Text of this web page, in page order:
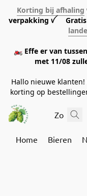
Korting bij afhaling
verpakking ꪜ Gratis
🏍️ Effe er van
met 11/08
Hallo nieuwe
korting op
Home Bieren